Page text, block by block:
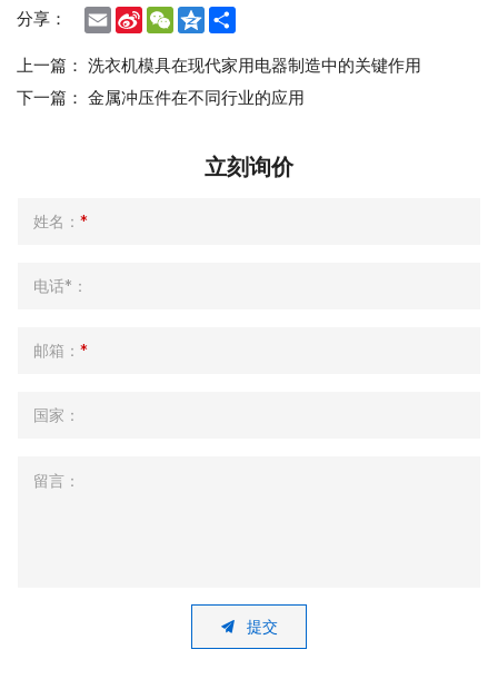
分享： EmailSina
Weibo
WeChat
Qzone
上一篇： 洗衣机模具在现代家用电器制造中的关键作用
下一篇： 金属冲压件在不同行业的应用
立刻询价
姓名： *
电话*：
邮箱： *
国家：
留言：
提交